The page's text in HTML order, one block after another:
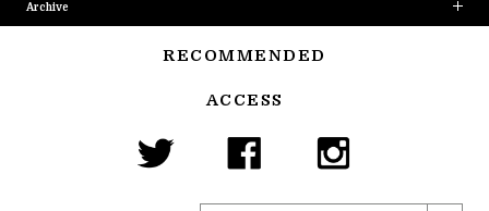
Archive
RECOMMENDED
ACCESS